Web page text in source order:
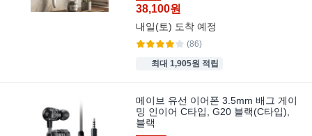
38,100원
내일(토) 도착 예정
(86)
최대 1,905원 적립
메이브 유선 이어폰 3.5mm 배그 게이
밍 인이어 C타입, G20 블랙(C타입),
블랙